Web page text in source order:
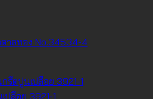
ตาลทอง No.34534-4